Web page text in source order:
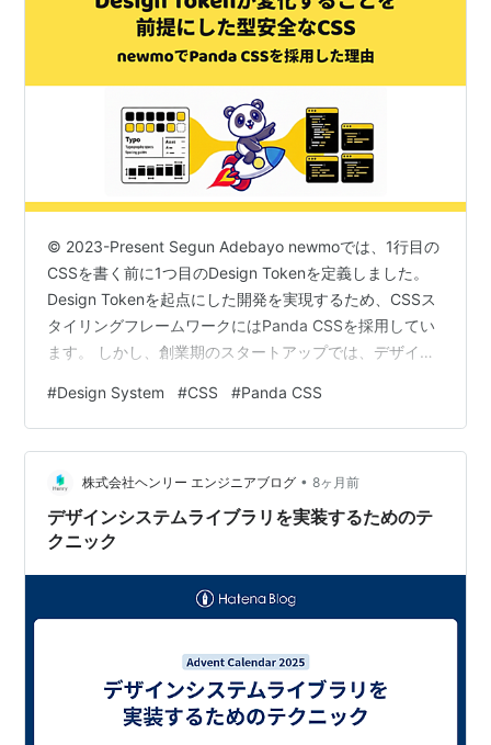
© 2023-Present Segun Adebayo newmoでは、1行目の
CSSを書く前に1つ目のDesign Tokenを定義しました。
Design Tokenを起点にした開発を実現するため、CSSス
タイリングフレームワークにはPanda CSSを採用してい
ます。 しかし、創業期のスタートアップでは、デザイン
Design Tokenの命名が変わる、階層構造が見直される、
色の値が調整される——こうした変更が頻繁に発生しま
す。数百箇所に散らばったtokenを手動で置換すると、必
ず修正漏れが発生します。そもそもDesign Tokenの使
用…
#Design System #CSS #Panda CSS
株式会社ヘンリー エンジニアブログ • 8ヶ月前
デザインシステムライブラリを実装するためのテ
クニック